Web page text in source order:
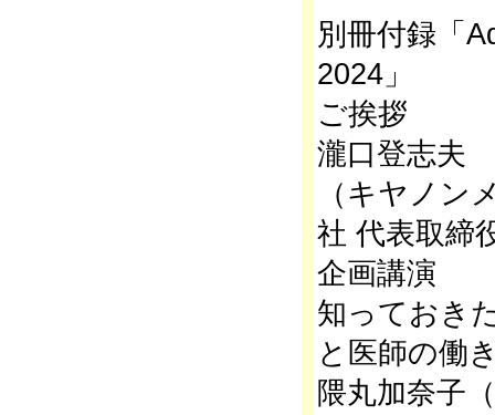
別冊付録「
2024」
ご挨拶
瀧口登志夫
（キヤノン
社 代表取締
企画講演
知っておき
と医師の働
隈丸加奈子